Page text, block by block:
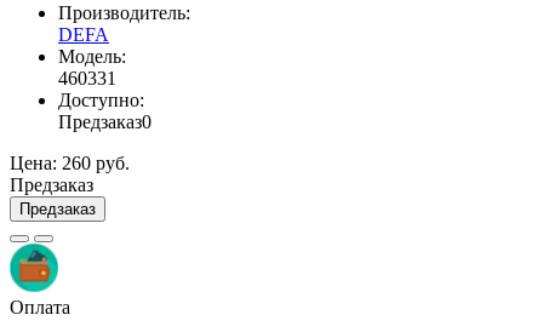
Производитель:
DEFA
Модель:
460331
Доступно:
Предзаказ0
Цена: 260 руб.
Предзаказ
Предзаказ
Оплата